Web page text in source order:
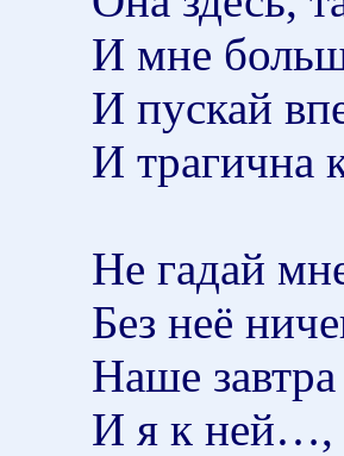
И мне
И пускай
И трагична
Не гадай
Без неё
Наше
И я к ней…,